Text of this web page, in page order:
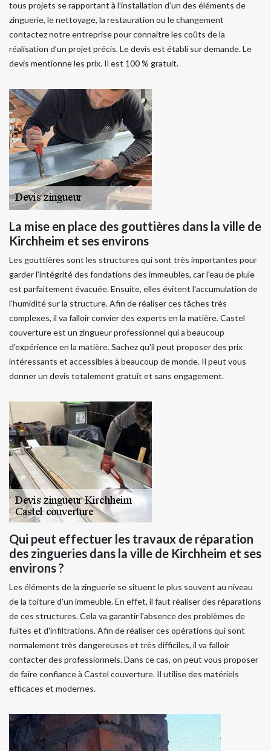
tous projets se rapportant à l’installation d’un des éléments de
zinguerie, le nettoyage, la restauration ou le changement
contactez notre entreprise pour connaitre les coûts de la
réalisation d’un projet précis. Le devis est établi sur demande. Le
devis mentionne les prix. Il est 100 % gratuit.
La mise en place des gouttières dans la ville de
Kirchheim et ses environs
Les gouttières sont les structures qui sont très importantes pour
garder l'intégrité des fondations des immeubles, car l'eau de pluie
est parfaitement évacuée. Ensuite, elles évitent l'accumulation de
l'humidité sur la structure. Afin de réaliser ces tâches très
complexes, il va falloir convier des experts en la matière. Castel
couverture est un zingueur professionnel qui a beaucoup
d'expérience en la matière. Sachez qu'il peut proposer des prix
intéressants et accessibles à beaucoup de monde. Il peut vous
donner un devis totalement gratuit et sans engagement.
Qui peut effectuer les travaux de réparation
des zingueries dans la ville de Kirchheim et ses
environs ?
Les éléments de la zinguerie se situent le plus souvent au niveau
de la toiture d'un immeuble. En effet, il faut réaliser des réparations
de ces structures. Cela va garantir l'absence des problèmes de
fuites et d'infiltrations. Afin de réaliser ces opérations qui sont
normalement très dangereuses et très difficiles, il va falloir
contacter des professionnels. Dans ce cas, on peut vous proposer
de faire confiance à Castel couverture. Il utilise des matériels
efficaces et modernes.